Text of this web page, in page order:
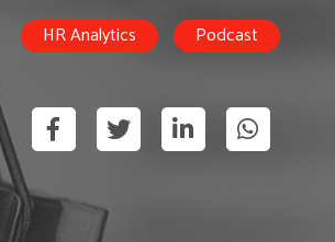
HR Analytics Podcast